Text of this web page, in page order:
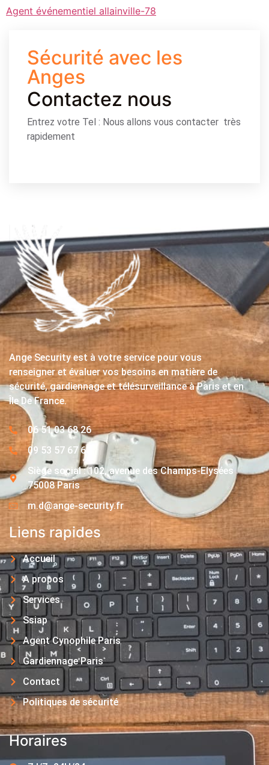
Agent événementiel allainville-78
Sécurité avec les
Anges
Contactez nous
Entrez votre Tel : Nous allons vous contacter très
rapidement
Ange Security est à votre service pour vous
renseigner et évaluer vos besoins en matière de
sécurité, gardiennage et télésurveillance à Paris et en
Île De France.
06 51 03 68 26
09 53 57 67 63
Siège social : 102, avenue des Champs-Elysées
75008 Paris
m.d@ange-security.fr
Liens rapides
Accueil
A propos
Services
Ssiap
Agent Cynophile Paris
Gardiennage Paris
Contact
Politiques de sécurité
Horaires